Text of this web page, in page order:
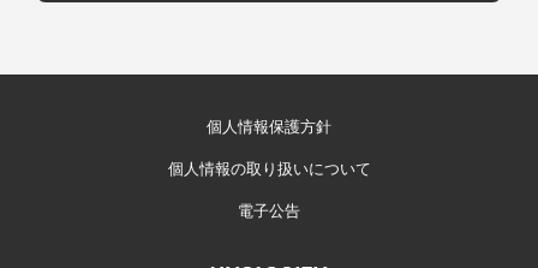
個人情報保護方針
個人情報の取り扱いについて
電子公告